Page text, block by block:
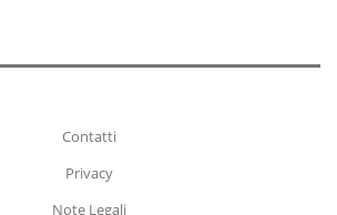
Contatti
Privacy
Note Legali